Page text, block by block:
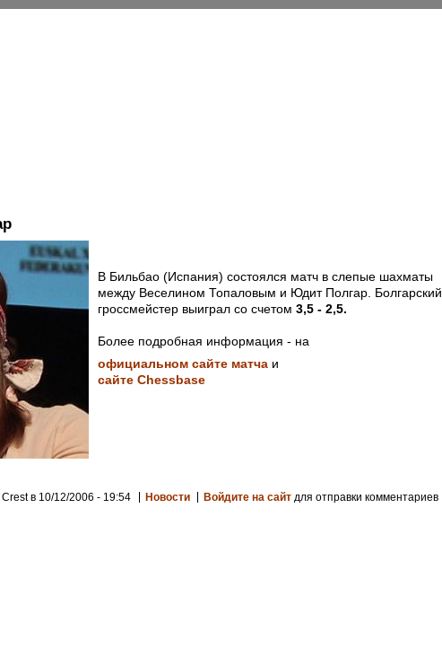
В Бильбао (Испания) состоялся матч в слепые шахматы
между Веселином Топаловым и Юдит Полгар. Болгарский
гроссмейстер выиграл со счетом 3,5 - 2,5.
Более подробная информация - на
официальном сайте матчаи
сайте Chessbase
в 10/12/2006 - 19:54 Новости Войдите на сайт для отправки комментариев